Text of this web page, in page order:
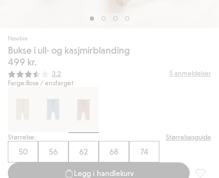
Newbie
Bukse i ull- og kasjmirblanding
499 kr.
Gjennomsnittskarakter:
3.2 5 anmeldelser
Farge:Rosa / ensfarget
Størrelse: Størrelsesguide
50 56 62 68 74
Legg i handlekurv